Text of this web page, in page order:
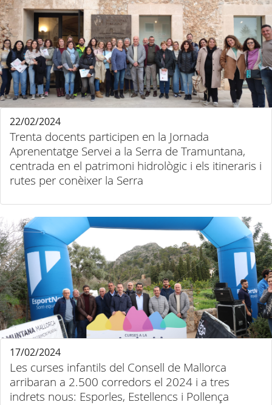
Trenta docents participen en la Jornada
Aprenentatge Servei a la Serra de Tramuntana,
centrada en el patrimoni hidrològic i els itineraris i
rutes per conèixer la Serra
22/02/2024
Les curses infantils del Consell de Mallorca
arribaran a 2.500 corredors el 2024 i a tres
indrets nous: Esporles, Estellencs i Pollença
17/02/2024